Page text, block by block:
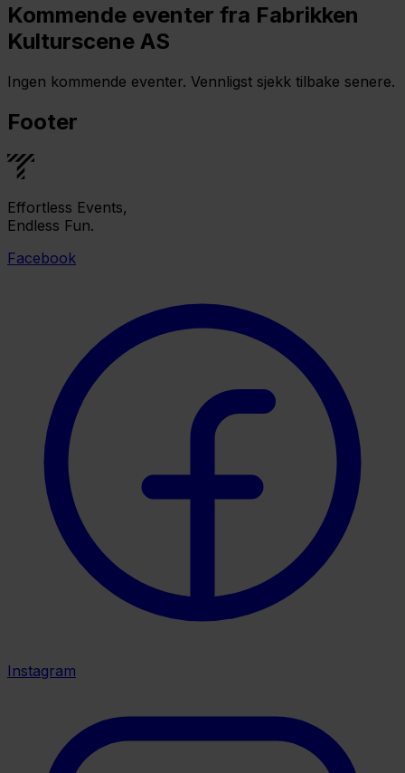
Kommende eventer fra Fabrikken
Kulturscene AS
Ingen kommende eventer. Vennligst sjekk tilbake senere.
Footer
Effortless Events,
Endless Fun.
Facebook
Instagram